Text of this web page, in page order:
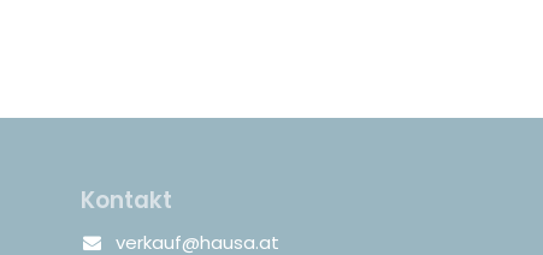
Kontakt
verkauf@hausa.at